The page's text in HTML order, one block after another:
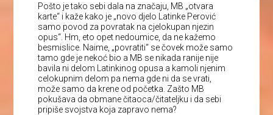
Pošto je tako sebi dala na značaju, MB „otvara
karte“ i kaže kako je „novo djelo Latinke Perović
samo povod za povratak na cjelokupan njezin
opus“. Hm, eto opet nedoumice, da ne kažemo
besmislice. Naime, „povratiti“ se čovek može samo
tamo gde je nekoć bio a MB se nikada ranije nije
bavila ni delom Latinkinog opusa a kamoli njenim
celokupnim delom pa nema gde ni da se vrati,
može samo da krene od početka. Zašto MB
pokušava da obmane čitaoca/čitateljku i da sebi
pripiše svojstva koja zapravo nema?